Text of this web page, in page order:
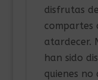
disfrutas
compartes
atardecer.
han sido
quienes